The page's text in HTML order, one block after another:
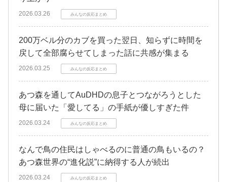
2026.03.26 みんなの反応まとめ
200万ベル分のカブを買った翌日、知らずに時間を
戻して全部腐らせてしまった話に共感が集まる
2026.03.25 みんなの反応まとめ
あつ森を通してAuDHDの息子とつながろうとした
母に届いた「愛してる」の手紙が優しすぎた件
2026.03.24 みんなの反応まとめ
なんで鳥の住民はしゃべるのに普通の鳥もいるの？
あつ森世界の“進化説”に納得する人が続出
2026.03.24 みんなの反応まとめ